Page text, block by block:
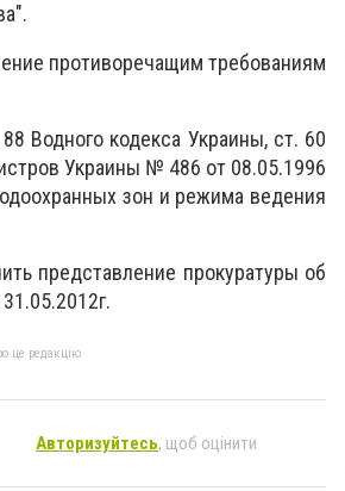
противоречащим требованиям
Водного кодекса Украины, ст. 60
Украины № 486 от 08.05.1996
зон и режима ведения
представление прокуратуры об
це редакцію
Авторизуйтесь, щоб оцінити